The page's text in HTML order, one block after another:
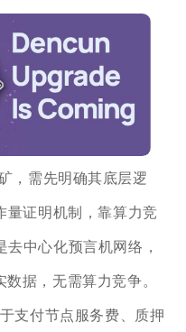
，需先明确其底层逻
量证明机制，靠算力竞
中心化预言机网络，
据，无需算力竞争。
支付节点服务费、质押